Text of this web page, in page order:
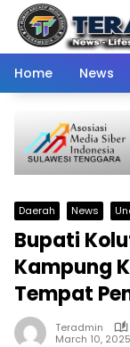
Skip
content
Home
News
Daerah News
Bupati
Kampung
Tempat
Teradmin
March 10, 2025